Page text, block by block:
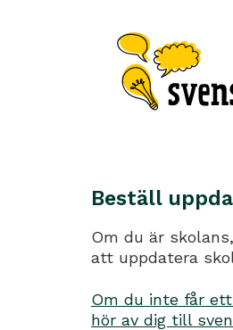
Beställ
Om du är
att uppdatera
Om du inte får
hör av dig till